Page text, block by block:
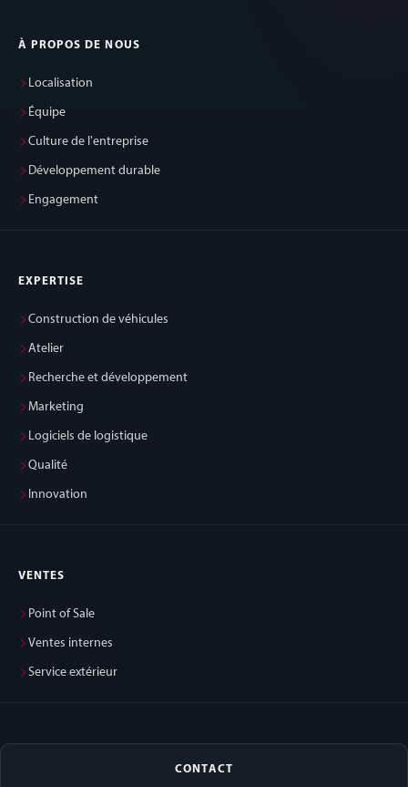
À PROPOS DE NOUS
Localisation
Équipe
Culture de l'entreprise
Développement durable
Engagement
EXPERTISE
Construction de véhicules
Atelier
Recherche et développement
Marketing
Logiciels de logistique
Qualité
Innovation
VENTES
Point of Sale
Ventes internes
Service extérieur
CONTACT